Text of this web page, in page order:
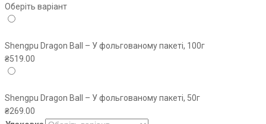
Оберіть варіант
Shengpu Dragon Ball – У фольгованому пакеті, 100г
₴519.00
Shengpu Dragon Ball – У фольгованому пакеті, 50г
₴269.00